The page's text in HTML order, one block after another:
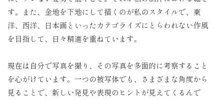
す。また、金地を下地にして描くのが私のスタイルで、東
洋、西洋、日本画といったカテゴライズにとらわれない作風
を目指して、日々精進を重ねています。
現在は自分で写真を撮り、その写真を多面的に考察すること
を心がけています。一つの被写体でも、さまざまな角度から
見ることで、新しい発見や表現のヒントが見えてくるんで